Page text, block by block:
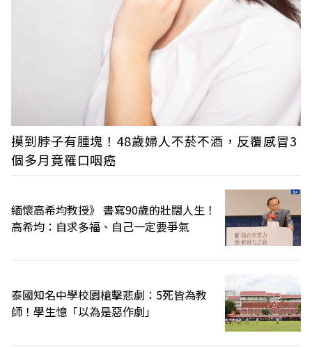
摸到脖子有腫塊！48歲婦人不菸不酒，反覆感冒3
個多月竟罹口咽癌
緬懷高希均教授》 書寫90歲的壯闊人生！
高希均：自求多福、自己一定要爭氣
泰國知名中學校園槍擊悲劇：5死皆為教
師！學生憶「以為是惡作劇」